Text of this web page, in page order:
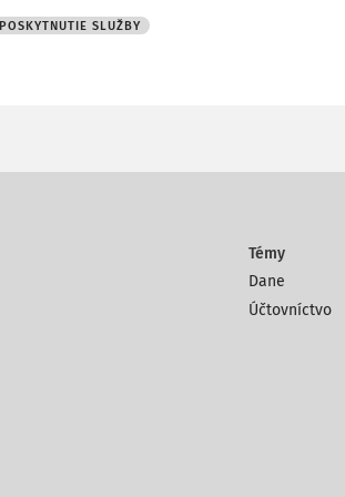
POSKYTNUTIE SLUŽBY
Témy
Dane
Účtovníctvo